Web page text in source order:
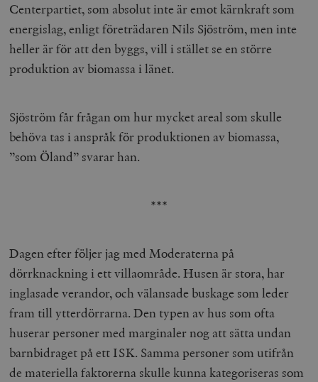
Centerpartiet, som absolut inte är emot kärnkraft som
energislag, enligt företrädaren Nils Sjöström, men inte
heller är för att den byggs, vill i stället se en större
produktion av biomassa i länet.
Sjöström får frågan om hur mycket areal som skulle
behöva tas i anspråk för produktionen av biomassa,
”som Öland” svarar han.
***
Dagen efter följer jag med Moderaterna på
dörrknackning i ett villaområde. Husen är stora, har
inglasade verandor, och välansade buskage som leder
fram till ytterdörrarna. Den typen av hus som ofta
huserar personer med marginaler nog att sätta undan
barnbidraget på ett ISK. Samma personer som utifrån
de materiella faktorerna skulle kunna kategoriseras som